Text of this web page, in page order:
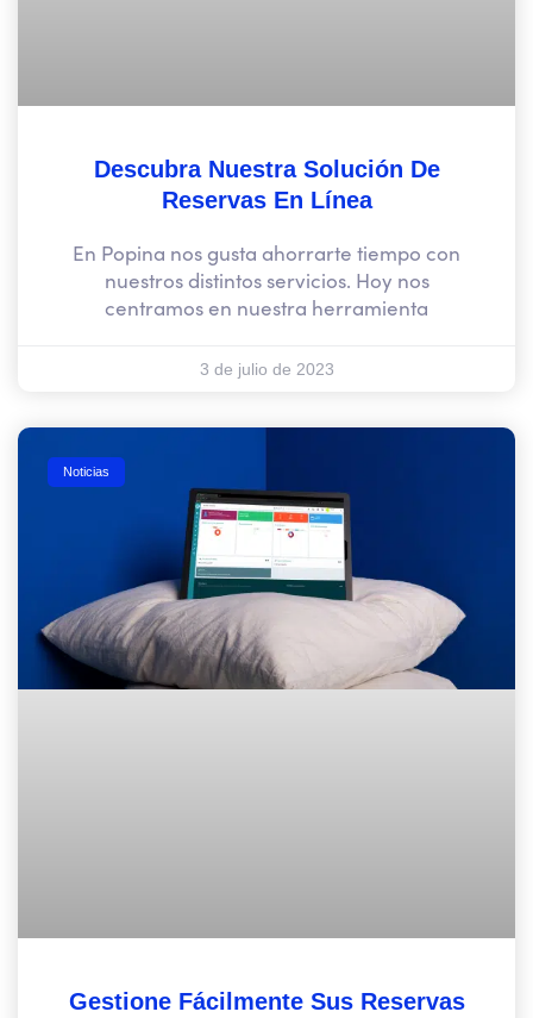
Descubra Nuestra Solución De
Reservas En Línea
En Popina nos gusta ahorrarte tiempo con
nuestros distintos servicios. Hoy nos
centramos en nuestra herramienta
3 de julio de 2023
Noticias
Gestione Fácilmente Sus Reservas